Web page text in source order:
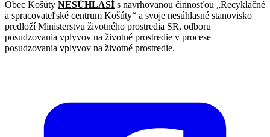
Obec Košúty NESÚHLASÍ s navrhovanou činnosťou „Recyklačné
a spracovateľské centrum Košúty“ a svoje nesúhlasné stanovisko
predloží Ministerstvu životného prostredia SR, odboru
posudzovania vplyvov na životné prostredie v procese
posudzovania vplyvov na životné prostredie.